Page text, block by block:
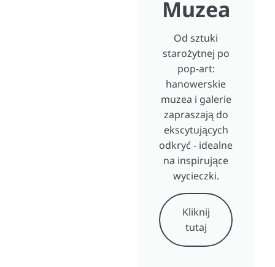
Muzea
Od sztuki
starożytnej po
pop-art:
hanowerskie
muzea i galerie
zapraszają do
ekscytujących
odkryć - idealne
na inspirujące
wycieczki.
Kliknij
tutaj